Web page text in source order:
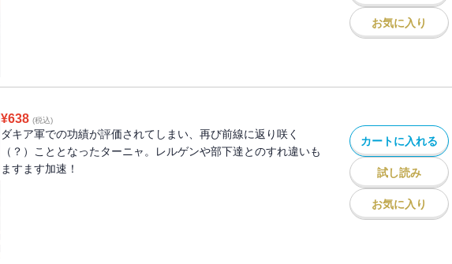
お気に入り
¥638 (税込)
ダキア軍での功績が評価されてしまい、再び前線に返り咲く
（？）こととなったターニャ。レルゲンや部下達とのすれ違いも
ますます加速！
カートに入れる
試し読み
お気に入り